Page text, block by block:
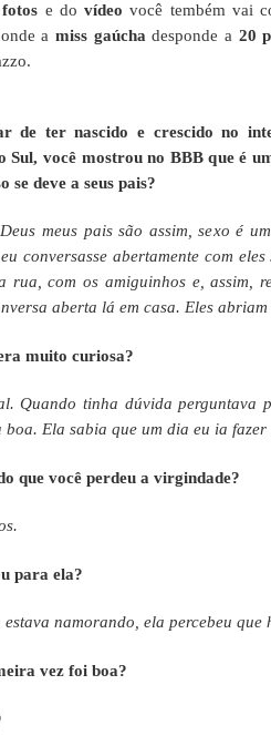
fotos e dovídeo você tembém vai
a miss gaúcha desponde a 20
de ter nascido e crescido no
Sul, você mostrou no BBB que é
se deve a seus pais?
meus pais são assim, sexo é
conversasse abertamente com
rua, com os amiguinhos e, assim,
aberta lá em casa. Eles
muito curiosa?
Quando tinha dúvida perguntava
boa. Ela sabia que um dia eu ia
que você perdeu a virgindade?
para ela?
estava namorando, ela percebeu que
vez foi boa?